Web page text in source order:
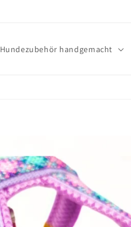
Hundezubehör handgemacht